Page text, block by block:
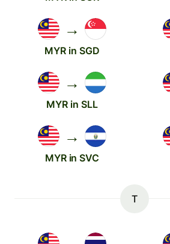
→
MYR in SGD
→
MYR in SLL
→
MYR in SVC
T